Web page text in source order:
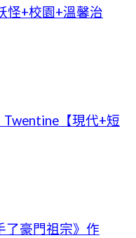
怪+校園+溫馨治
Twentine【現代+短
了豪門祖宗》作